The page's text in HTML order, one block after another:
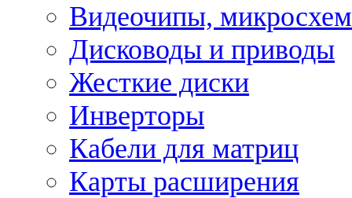
Видеочипы,
Дисководы и приводы
Жесткие диски
Инверторы
Кабели для матриц
Карты расширения